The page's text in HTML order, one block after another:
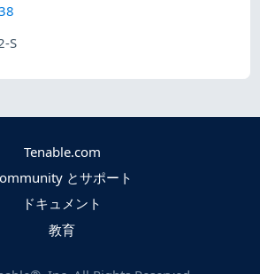
S
Tenable.com
とサポート
ドキュメント
教育